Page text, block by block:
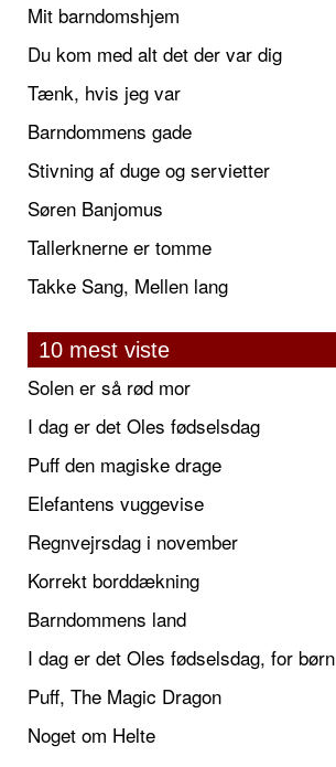
Mit barndomshjem
Du kom med alt det der var dig
Tænk, hvis jeg var
Barndommens gade
Stivning af duge og servietter
Søren Banjomus
Tallerknerne er tomme
Takke Sang, Mellen lang
10 mest viste
Solen er så rød mor
I dag er det Oles fødselsdag
Puff den magiske drage
Elefantens vuggevise
Regnvejrsdag i november
Korrekt borddækning
Barndommens land
I dag er det Oles fødselsdag, for børn
Puff, The Magic Dragon
Noget om Helte